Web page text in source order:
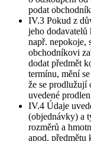
podat
IV.3 Pokud z
jeho dodavatelů
např. nepokoje,
obchodníkovi
dodat předmět
termínu, mění
že se prodlužují
uvedené
IV.4 Údaje
(objednávky) a
rozměrů a
apod. předmětu